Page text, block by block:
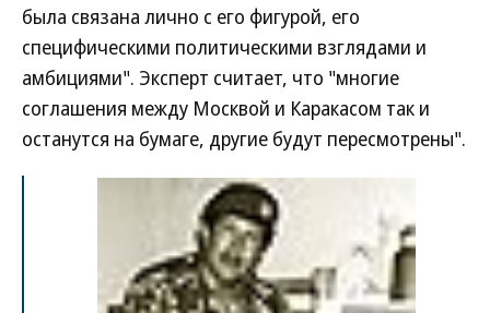
была связана лично с его фигурой, его
специфическими политическими взглядами и
амбициями". Эксперт считает, что "многие
соглашения между Москвой и Каракасом так и
останутся на бумаге, другие будут пересмотрены".